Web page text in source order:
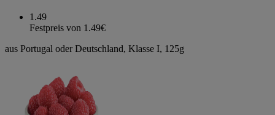
1.49
Festpreis von 1.49€
aus Portugal oder Deutschland, Klasse I, 125g